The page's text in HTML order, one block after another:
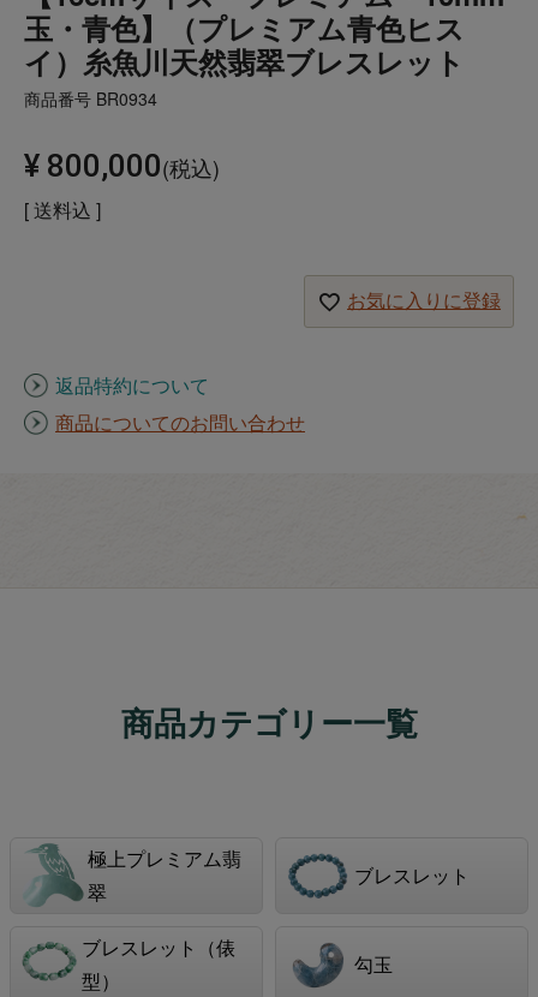
玉・青色】（プレミアム青色ヒス
イ）糸魚川天然翡翠ブレスレット
商品番号 BR0934
¥ 800,000 税込
送料込
お気に入りに登録
返品特約について
商品についてのお問い合わせ
商品カテゴリー一覧
極上プレミアム翡
翠
ブレスレット
ブレスレット（俵
型）
勾玉